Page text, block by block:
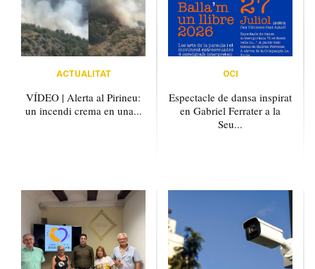
ACTUALITAT
VÍDEO | Alerta al Pirineu:
un incendi crema en una...
OCI
Espectacle de dansa inspirat
en Gabriel Ferrater a la
Seu...